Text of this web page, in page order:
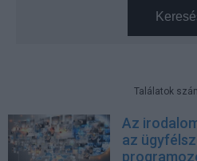
Találatok
Az
az